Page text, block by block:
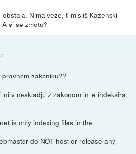
Nima veze, ti misliš Kazenski
si se zmotu?
zakoniku??
ni v neskladju z zakonom in le indeksira
is only indexing files in the
do NOT host or release any